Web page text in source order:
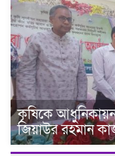
কৃষিকে আধুনিকায়ন
জিয়াউর রহমান